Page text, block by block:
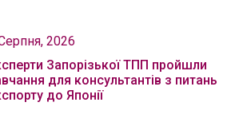
2026
Запорізької ТПП пройшли
для консультантів з питань
до Японії